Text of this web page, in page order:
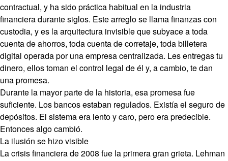
contractual, y ha sido práctica habitual en la industria
financiera durante siglos. Este arreglo se llama finanzas con
custodia, y es la arquitectura invisible que subyace a toda
cuenta de ahorros, toda cuenta de corretaje, toda billetera
digital operada por una empresa centralizada. Les entregas tu
dinero, ellos toman el control legal de él y, a cambio, te dan
una promesa.
Durante la mayor parte de la historia, esa promesa fue
suficiente. Los bancos estaban regulados. Existía el seguro de
depósitos. El sistema era lento y caro, pero era predecible.
Entonces algo cambió.
La ilusión se hizo visible
La crisis financiera de 2008 fue la primera gran grieta. Lehman